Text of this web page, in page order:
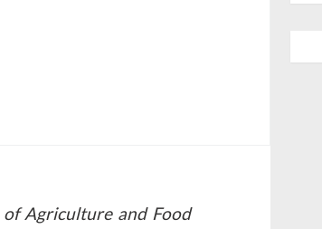
of Agriculture and Food